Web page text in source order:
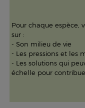
Pour chaque espèce,
sur :
- Son milieu de vie
- Les pressions et les
- Les solutions qui
échelle pour